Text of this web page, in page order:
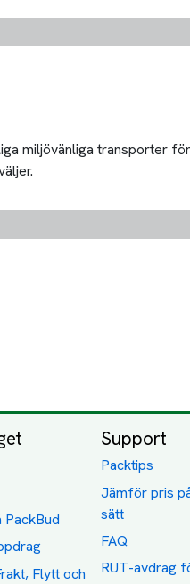
miljövänliga transporter
Flytt och
Support
Packtips
Jämför pris
sätt
FAQ
RUT-avdrag